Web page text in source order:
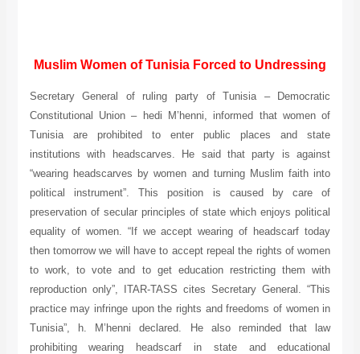
Muslim Women of Tunisia Forced to Undressing
Secretary General of ruling party of Tunisia – Democratic
Constitutional Union – hedi M’henni, informed that women of
Tunisia are prohibited to enter public places and state
institutions with headscarves. He said that party is against
“wearing headscarves by women and turning Muslim faith into
political instrument”. This position is caused by care of
preservation of secular principles of state which enjoys political
equality of women. “If we accept wearing of headscarf today
then tomorrow we will have to accept repeal the rights of women
to work, to vote and to get education restricting them with
reproduction only”, ITAR-TASS cites Secretary General. “This
practice may infringe upon the rights and freedoms of women in
Tunisia”, h. M’henni declared. He also reminded that law
prohibiting wearing headscarf in state and educational